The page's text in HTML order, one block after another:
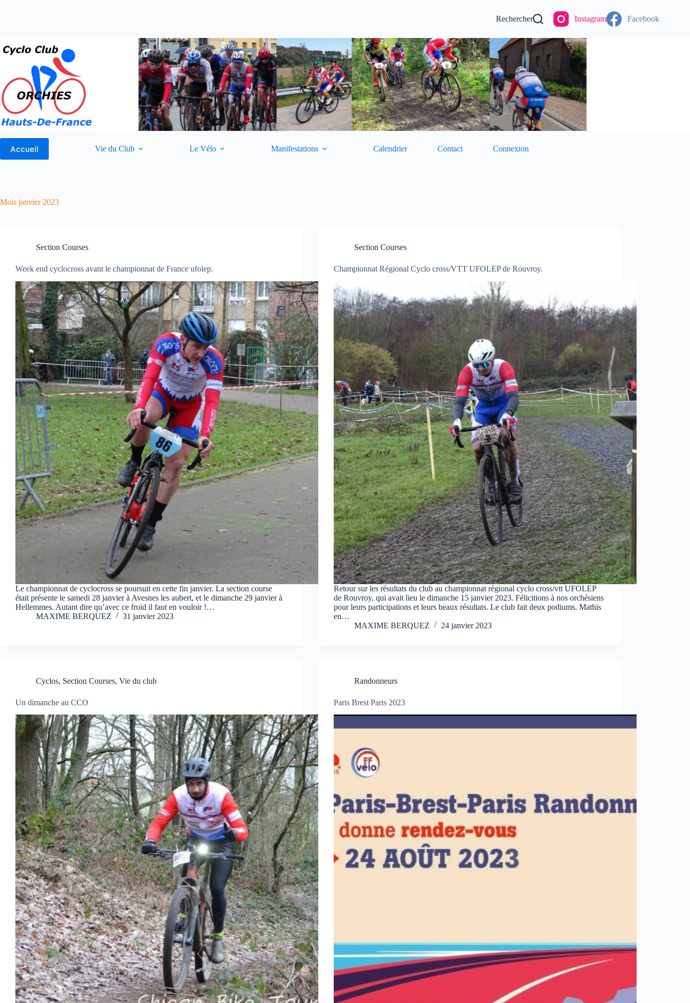
Rechercher Instagram Facebook
Accueil Vie du Club Le Vélo Manifestations Calendrier Contact Connexion
Mois janvier 2023
Section Courses
Week end cyclocross avant le championnat de France ufolep.
Le championnat de cyclocross se poursuit en cette fin janvier. La section course
était présente le samedi 28 janvier à Avesnes les aubert, et le dimanche 29 janvier à
Hellemmes. Autant dire qu’avec ce froid il faut en vouloir !…
MAXIME BERQUEZ
31 janvier 2023
Section Courses
Championnat Régional Cyclo cross/VTT UFOLEP de Rouvroy.
Retour sur les résultats du club au championnat régional cyclo cross/vtt UFOLEP
de Rouvroy, qui avait lieu le dimanche 15 janvier 2023. Félicitions à nos orchésiens
pour leurs participations et leurs beaux résultats. Le club fait deux podiums. Mathis
en…
MAXIME BERQUEZ
24 janvier 2023
Cyclos, Section Courses, Vie du club
Un dimanche au CCO
Randonneurs
Paris Brest Paris 2023